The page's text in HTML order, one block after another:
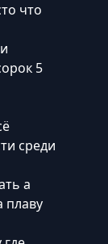
что
5
среди
а
плаву